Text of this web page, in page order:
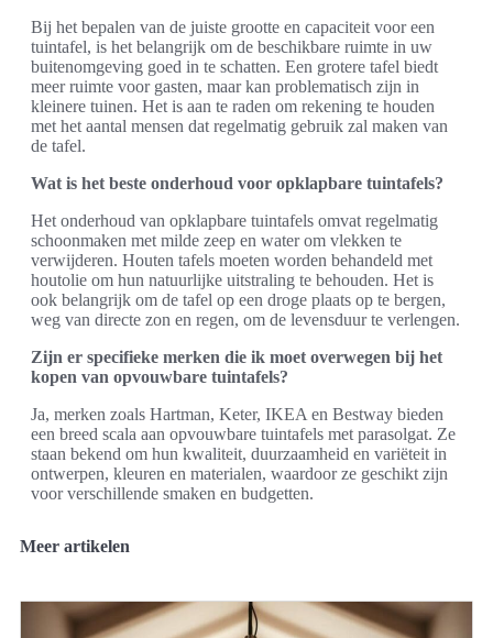
Bij het bepalen van de juiste grootte en capaciteit voor een
tuintafel, is het belangrijk om de beschikbare ruimte in uw
buitenomgeving goed in te schatten. Een grotere tafel biedt
meer ruimte voor gasten, maar kan problematisch zijn in
kleinere tuinen. Het is aan te raden om rekening te houden
met het aantal mensen dat regelmatig gebruik zal maken van
de tafel.
Wat is het beste onderhoud voor opklapbare tuintafels?
Het onderhoud van opklapbare tuintafels omvat regelmatig
schoonmaken met milde zeep en water om vlekken te
verwijderen. Houten tafels moeten worden behandeld met
houtolie om hun natuurlijke uitstraling te behouden. Het is
ook belangrijk om de tafel op een droge plaats op te bergen,
weg van directe zon en regen, om de levensduur te verlengen.
Zijn er specifieke merken die ik moet overwegen bij het
kopen van opvouwbare tuintafels?
Ja, merken zoals Hartman, Keter, IKEA en Bestway bieden
een breed scala aan opvouwbare tuintafels met parasolgat. Ze
staan bekend om hun kwaliteit, duurzaamheid en variëteit in
ontwerpen, kleuren en materialen, waardoor ze geschikt zijn
voor verschillende smaken en budgetten.
Meer artikelen